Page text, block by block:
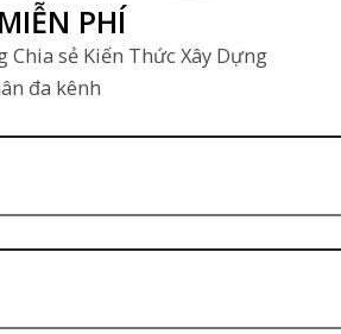
PHÍ
sẻ Kiến Thức Xây Dựng
đa kênh